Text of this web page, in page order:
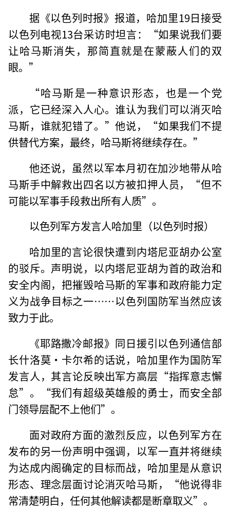
据《以色列时报》报道，哈加里19日接受
以色列电视13台采访时坦言：“如果说我们要
让哈马斯消失，那简直就是在蒙蔽人们的双
眼。”
“哈马斯是一种意识形态，也是一个党
派，它已经深入人心。谁认为我们可以消灭哈
马斯，谁就犯错了。”他说，“如果我们不提
供替代方案，最终，哈马斯将继续存在。”
他还说，虽然以军本月初在加沙地带从哈
马斯手中解救出四名以方被扣押人员，“但不
可能以军事手段救出所有人质”。
以色列军方发言人哈加里（以色列时报）
哈加里的言论很快遭到内塔尼亚胡办公室
的驳斥。声明说，以内塔尼亚胡为首的政治和
安全内阁，把摧毁哈马斯的军事和政府能力定
义为战争目标之一……以色列国防军当然应该
致力于此。
《耶路撒冷邮报》同日援引以色列通信部
长什洛莫·卡尔希的话说，哈加里作为国防军
发言人，其言论反映出军方高层“指挥意志懈
怠”。“我们有超级英雄般的勇士，而安全部
门领导层配不上他们”。
面对政府方面的激烈反应，以色列军方在
发布的另一份声明中强调，以军一直并将继续
为达成内阁确定的目标而战，哈加里是从意识
形态、理念层面讨论消灭哈马斯，“他说得非
常清楚明白，任何其他解读都是断章取义”。